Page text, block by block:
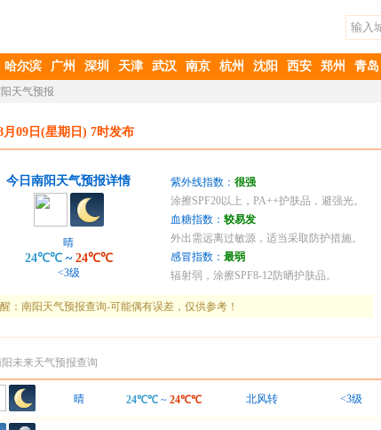
哈尔滨 广州 深圳 天津 武汉 南京 杭州 沈阳 西安 郑州 青岛
天气预报
09日(星期日) 7时发布
今日南阳天气预报详情
晴
24℃℃~ 24℃℃
<3级
紫外线指数： 很强
涂擦SPF20以上，PA++护肤品，避强光。
血糖指数： 较易发
外出需远离过敏源，适当采取防护措施。
感冒指数： 最弱
辐射弱，涂擦SPF8-12防晒护肤品。
：南阳天气预报查询-可能偶有误差，仅供参考！
未来天气预报查询
晴 24℃℃~ 24℃℃ 北风转 <3级